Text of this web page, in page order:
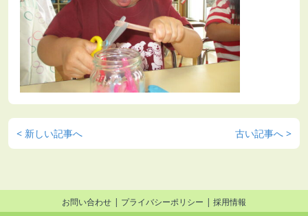
< 新しい記事へ 古い記事へ >
お問い合わせ プライバシーポリシー 採用情報